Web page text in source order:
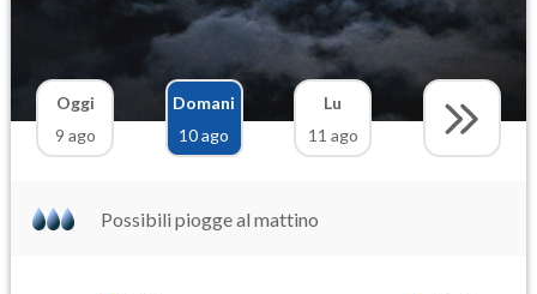
Oggi
9 ago
Domani
10 ago
Lu
11 ago
Possibili piogge al mattino